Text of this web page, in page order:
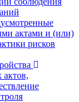
актами и (или)
рисков